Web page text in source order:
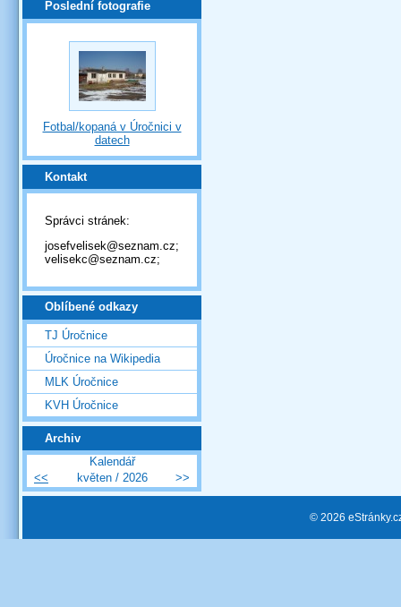
Poslední fotografie
Fotbal/kopaná v Úročnici v
datech
Kontakt
Správci stránek:
josefvelisek@seznam.cz;
velisekc@seznam.cz;
Oblíbené odkazy
TJ Úročnice
Úročnice na Wikipedia
MLK Úročnice
KVH Úročnice
Archiv
Kalendář
<<
květen / 2026 >>
© 2026